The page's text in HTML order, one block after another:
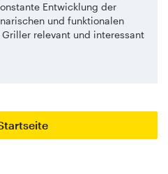
Entwicklung der
und funktionalen
relevant und interessant